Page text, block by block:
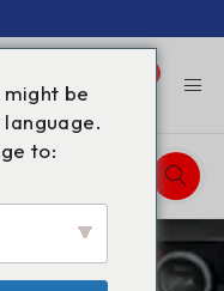
be
to: